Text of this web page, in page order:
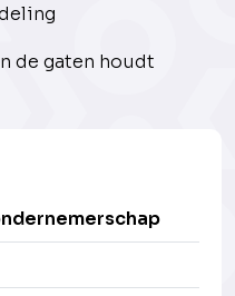
de gaten houdt